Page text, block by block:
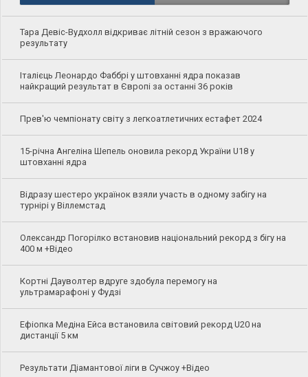
Тара Девіс-Вудхолл відкриває літній сезон з вражаючого
результату
Італієць Леонардо Фаббрі у штовханні ядра показав
найкращий результат в Європі за останні 36 років
Прев'ю чемпіонату світу з легкоатлетичних естафет 2024
15-річна Ангеліна Шепель оновила рекорд України U18 у
штовханні ядра
Відразу шестеро українок взяли участь в одному забігу на
турнірі у Віллемстад
Олександр Погорілко встановив національний рекорд з бігу на
400 м +Відео
Кортні Дауволтер вдруге здобула перемогу на
ультрамарафоні у Фудзі
Ефіопка Медіна Ейса встановила світовий рекорд U20 на
дистанції 5 км
Результати Діамантової ліги в Сучжоу +Відео